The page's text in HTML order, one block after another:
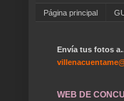
Página principal
...
Envía tus fotos
WEB DE